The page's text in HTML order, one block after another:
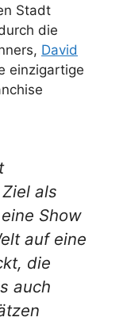
Stadt
die
David
einzigartige
als
Show
auf eine
die
auch